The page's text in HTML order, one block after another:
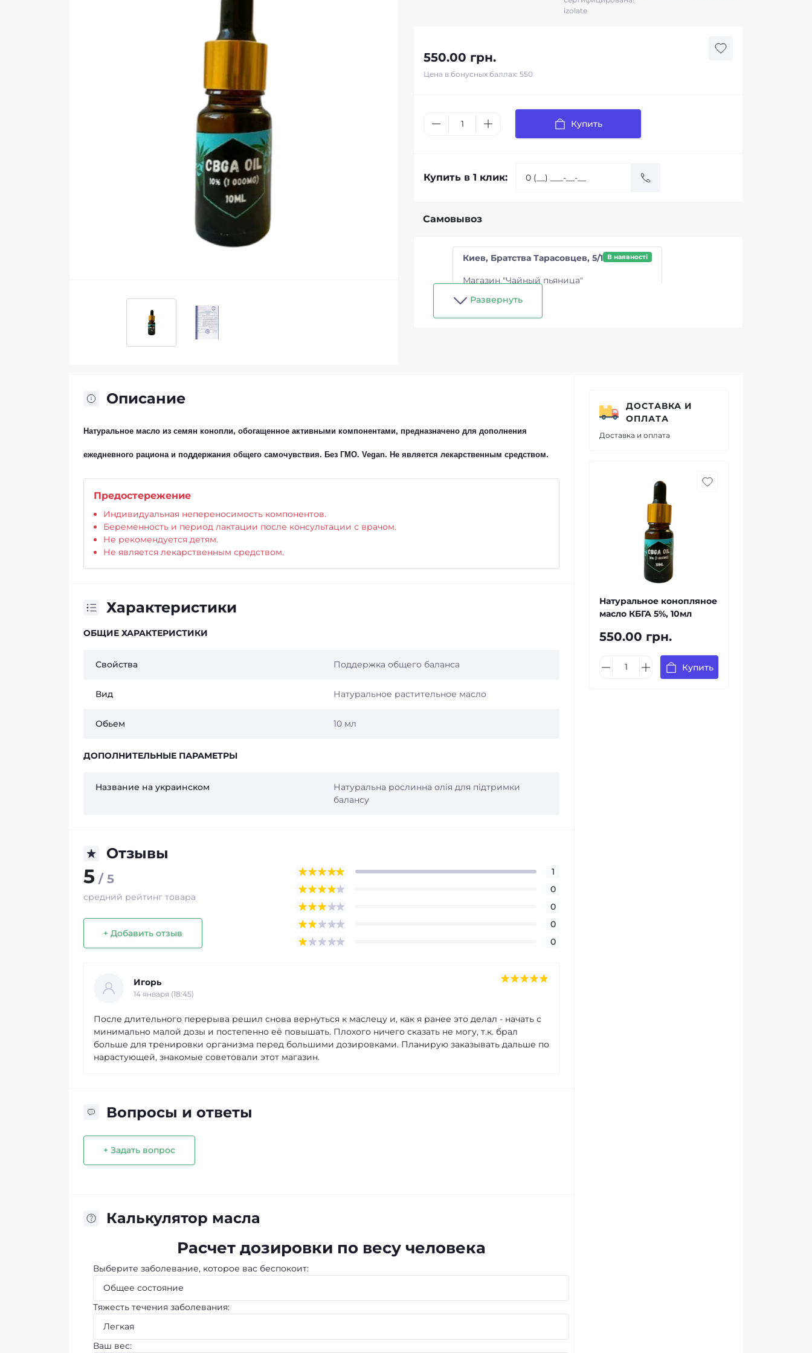
izolate
550.00 грн.
Цена в бонусных баллах: 550
Купить
Купить в 1 клик:
Самовывоз
Киев, Братства Тарасовцев, 5/1 В наявності
Магазин "Чайный пьяница"
Развернуть
Описание
Натуральное масло из семян конопли, обогащенное активными компонентами, предназначено для дополнения
ежедневного рациона и поддержания общего самочувствия. Без ГМО. Vegan. Не является лекарственным средством.
Предостережение
Индивидуальная непереносимость компонентов.
Беременность и период лактации после консультации с врачом.
Не рекомендуется детям.
Не является лекарственным средством.
Характеристики
ОБЩИЕ ХАРАКТЕРИСТИКИ
Свойства Поддержка общего баланса
Вид Натуральное растительное масло
Обьем 10 мл
ДОПОЛНИТЕЛЬНЫЕ ПАРАМЕТРЫ
Название на украинском
Натуральна рослинна олія для підтримки
балансу
Отзывы
5 / 5
средний рейтинг товара
+ Добавить отзыв
1
0
0
0
0
Игорь
14 января (18:45)
После длительного перерыва решил снова вернуться к маслецу и, как я ранее это делал - начать с
минимально малой дозы и постепенно её повышать. Плохого ничего сказать не могу, т.к. брал
больше для тренировки организма перед большими дозировками. Планирую заказывать дальше по
нарастующей, знакомые советовали этот магазин.
Вопросы и ответы
+ Задать вопрос
Калькулятор масла
Расчет дозировки по весу человека
Выберите заболевание, которое вас беспокоит:
Тяжесть течения заболевания:
Ваш вес:
ДОСТАВКА И
ОПЛАТА
Доставка и оплата
Натуральное конопляное
масло КБГА 5%, 10мл
550.00 грн.
Купить